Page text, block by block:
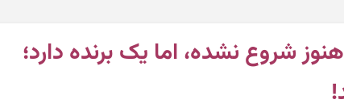
شروع نشده، اما یک برنده دارد؛